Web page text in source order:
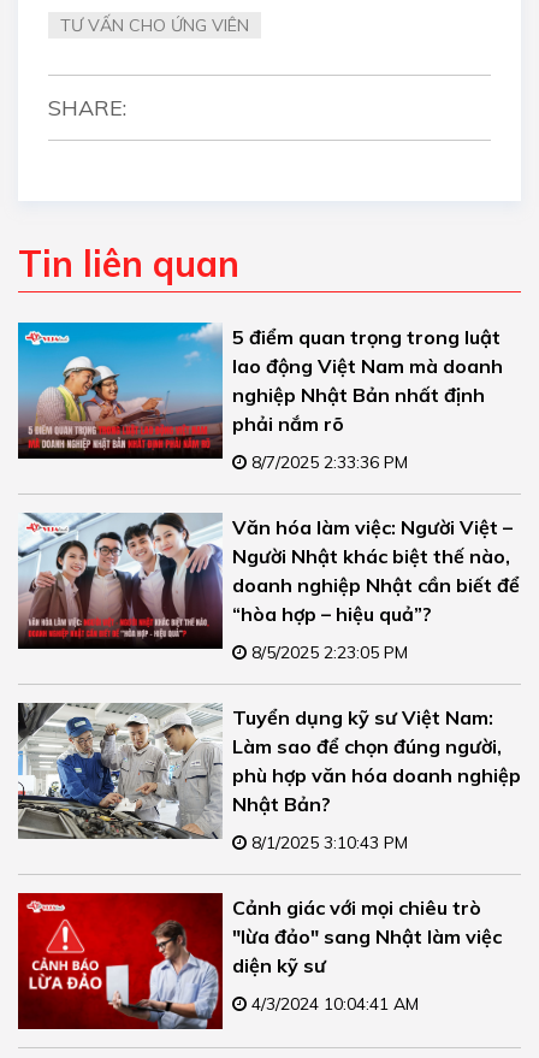
TƯ VẤN CHO ỨNG VIÊN
SHARE:
Tin liên quan
5 điểm quan trọng trong luật
lao động Việt Nam mà doanh
nghiệp Nhật Bản nhất định
phải nắm rõ
8/7/2025 2:33:36 PM
Văn hóa làm việc: Người Việt –
Người Nhật khác biệt thế nào,
doanh nghiệp Nhật cần biết để
“hòa hợp – hiệu quả”?
8/5/2025 2:23:05 PM
Tuyển dụng kỹ sư Việt Nam:
Làm sao để chọn đúng người,
phù hợp văn hóa doanh nghiệp
Nhật Bản?
8/1/2025 3:10:43 PM
Cảnh giác với mọi chiêu trò
"lừa đảo" sang Nhật làm việc
diện kỹ sư
4/3/2024 10:04:41 AM